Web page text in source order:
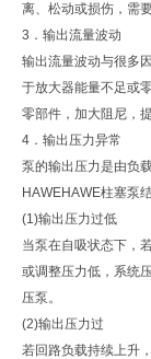
离、松动或损伤，需
3．输出流量波动
输出流量波动与很多
于放大器能量不足或
零部件，加大阻尼，
4．输出压力异常
泵的输出压力是由负
HAWEHAWE柱塞泵
(1)输出压力过低
当泵在自吸状态下，
或调整压力低，系统
压泵。
(2)输出压力过
若回路负载持续上升